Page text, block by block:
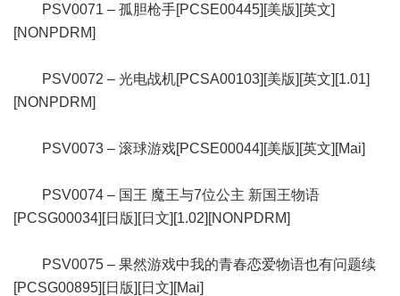
PSV0071 – 孤胆枪手[PCSE00445][美版][英文]
[NONPDRM]
PSV0072 – 光电战机[PCSA00103][美版][英文][1.01]
[NONPDRM]
PSV0073 – 滚球游戏[PCSE00044][美版][英文][Mai]
PSV0074 – 国王 魔王与7位公主 新国王物语
[PCSG00034][日版][日文][1.02][NONPDRM]
PSV0075 – 果然游戏中我的青春恋爱物语也有问题续
[PCSG00895][日版][日文][Mai]